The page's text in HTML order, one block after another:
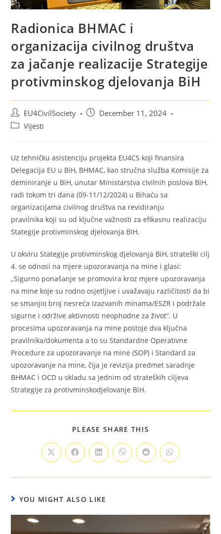
Radionica BHMAC i
organizacija civilnog društva
za jačanje realizacije Strategije
protivminskog djelovanja BiH
EU4CivilSociety
December 11, 2024
Vijesti
Uz tehničku asistenciju projekta EU4CS koji finansira
Delegacija EU u BiH, BHMAC, kao stručna služba Komisije za
deminiranje u BiH, unutar Ministarstva civilnih poslova BiH,
radi tokom tri dana (09-11/12/2024) u Bihaću sa
organizacijama civilnog društva na revidiranju
pravilnika koji su od ključne važnosti za efikasnu realizaciju
Stategije protivminskog djelovanja BIH.
U okviru Stategije protivminskog djelovanja BiH, strateški cilj
4. se odnosi na mjere upozoravanja na mine i glasi:
„Sigurno ponašanje se promovira kroz mjere upozoravanja
na mine koje su rodno osjetljive i uvažavaju različitosti da bi
se smanjio broj nesreća izazvanih minama/ESZR i podržale
sigurne i održive aktivnosti neophodne za život“. U
procesima upozoravanja na mine postoje dva ključna
pravilnika/dokumenta a to su Standardne Operativne
Procedure za upozoravanje na mine (SOP) i Standard za
upozoravanje na mine, čija je revizija predmet saradnje
BHMAC i OCD u skladu sa jednim od strateških ciljeva
Strategije za protivminskodjelovanje BiH.
PLEASE SHARE THIS
YOU MIGHT ALSO LIKE